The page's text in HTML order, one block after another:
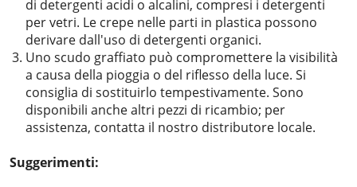
di detergenti acidi o alcalini, compresi i detergenti
per vetri. Le crepe nelle parti in plastica possono
derivare dall'uso di detergenti organici.
Uno scudo graffiato può compromettere la visibilità
a causa della pioggia o del riflesso della luce. Si
consiglia di sostituirlo tempestivamente. Sono
disponibili anche altri pezzi di ricambio; per
assistenza, contatta il nostro distributore locale.
Suggerimenti: